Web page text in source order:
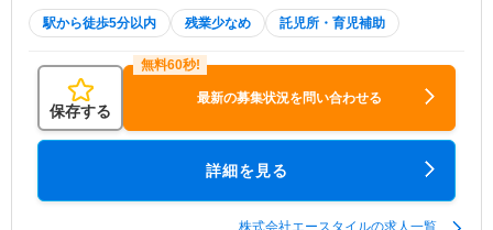
駅から徒歩5分以内 残業少なめ 託児所・育児補助
保存する
最新の募集状況を問い合わせる
詳細を見る
株式会社エースタイルの求人一覧